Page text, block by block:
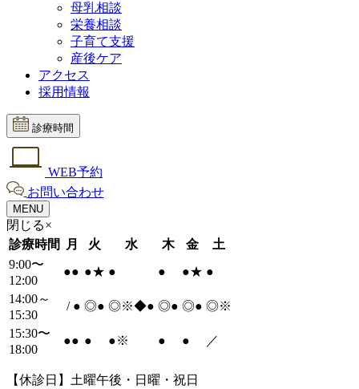
母乳相談
栄養相談
子育て支援
産後ケア
アクセス
採用情報
診療時間
WEB予約
お問い合わせ
MENU
閉じる×
診療時間
月 火 水 木 金
土
9:00〜
12:00
●● ●★ ● ● ●★ ●
14:00～
15:30
/ ● ◎● ◎※◆● ◎● ◎● ◎※
15:30〜
18:00
●● ● ●※ ● ● ／
【休診日】土曜午後・日曜・祝日